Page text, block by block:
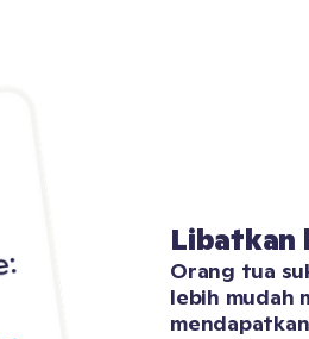
Libatkan
Orang tua
lebih mudah